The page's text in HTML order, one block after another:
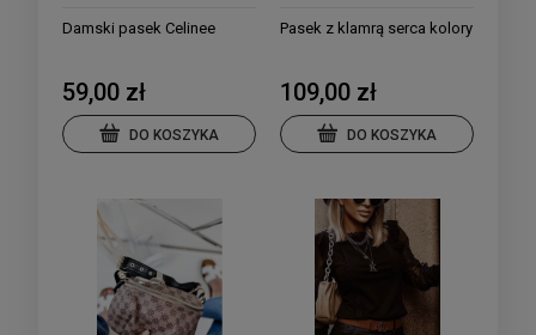
Damski pasek Celinee
59,00 zł
DO KOSZYKA
Pasek z klamrą serca kolory
109,00 zł
DO KOSZYKA